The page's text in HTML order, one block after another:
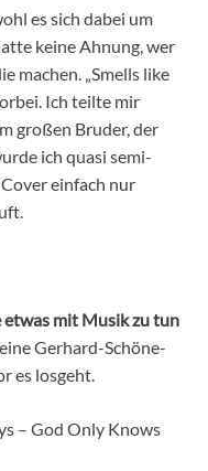
es sich dabei um
keine Ahnung, wer
machen. „Smells like
Ich teilte mir
großen Bruder, der
ich quasi semi-
einfach nur
mit Musik zu tun
Gerhard-Schöne-
es losgeht.
– God Only Knows